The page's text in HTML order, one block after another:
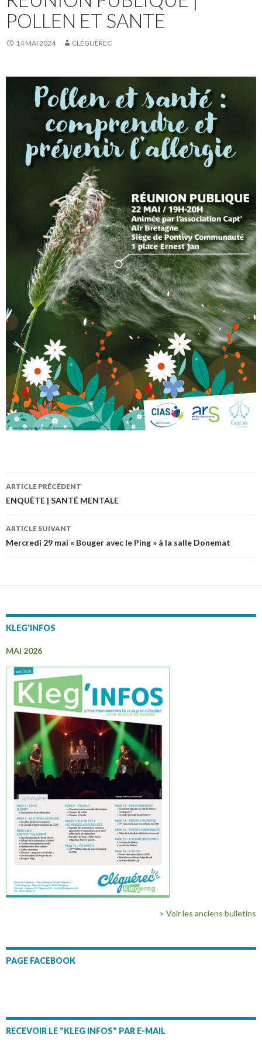
POLLEN ET SANTE
14 MAI 2024 CLÉGUÉREC
Navigation
des
articles
ARTICLE PRÉCÉDENT
ENQUÊTE | SANTÉ MENTALE
ARTICLE SUIVANT
Mercredi 29 mai « Bouger avec le Ping » à la salle Donemat
KLEG'INFOS
MAI 2026
> Voir les anciens bulletins
PAGE FACEBOOK
RECEVOIR LE "KLEG INFOS" PAR E-MAIL